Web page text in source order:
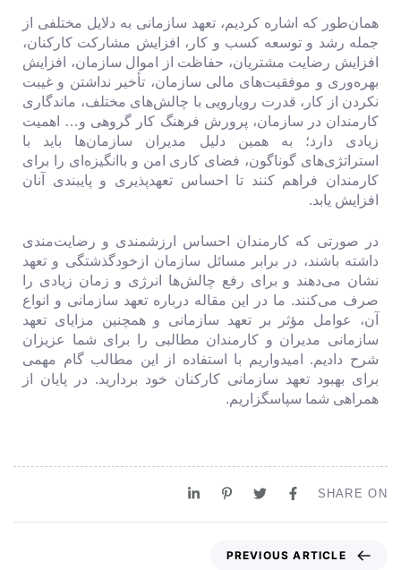
همان‌طور که اشاره کردیم، تعهد سازمانی به دلایل مختلفی از
جمله رشد و توسعه کسب و کار، افزایش مشارکت کارکنان،
افزایش رضایت مشتریان، حفاظت از اموال سازمان، افزایش
بهره‌وری و موفقیت‌های مالی سازمان، تأخیر‌ نداشتن و غیبت
نکردن از کار، قدرت رویارویی با چالش‌های مختلف، ماندگاری
کارمندان در سازمان، پرورش فرهنگ کار گروهی و… اهمیت
زیادی دارد؛ به همین دلیل مدیران سازمان‌ها باید با
استراتژی‌های گوناگون، فضای کاری امن و باانگیزه‌ای را برای
کارمندان فراهم کنند تا احساس تعهدپذیری و پایبندی آنان
افزایش یابد.
در صورتی که کارمندان احساس ارزشمندی و رضایت‌مندی
داشته باشند، در برابر مسائل سازمان ازخودگذشتگی و تعهد
نشان می‌دهند و برای رفع چالش‌ها انرژی و زمان زیادی را
صرف می‌کنند. ما در این مقاله درباره تعهد سازمانی و انواع
آن، عوامل مؤثر بر تعهد سازمانی و همچنین مزایای تعهد
سازمانی مدیران و کارمندان مطالبی را برای شما عزیزان
شرح دادیم. امیدواریم با استفاده از این مطالب گام مهمی
برای بهبود تعهد سازمانی کارکنان خود بردارید. در پایان از
همراهی شما سپاسگزاریم.
SHARE ON
PREVIOUS ARTICLE